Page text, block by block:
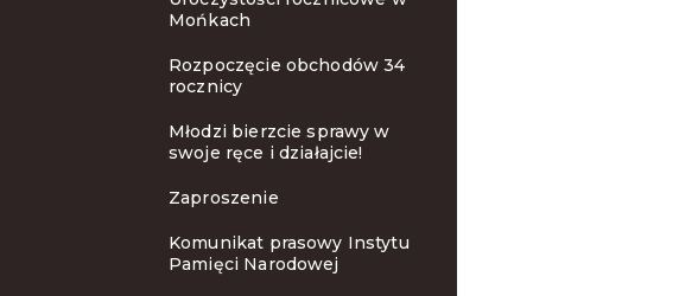
Mońkach
Rozpoczęcie obchodów 34
rocznicy
Młodzi bierzcie sprawy w
swoje ręce i działajcie!
Zaproszenie
Komunikat prasowy Instytu
Pamięci Narodowej